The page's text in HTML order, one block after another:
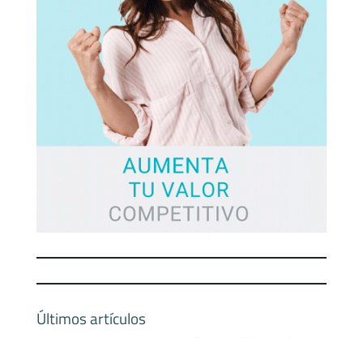
Últimos artículos